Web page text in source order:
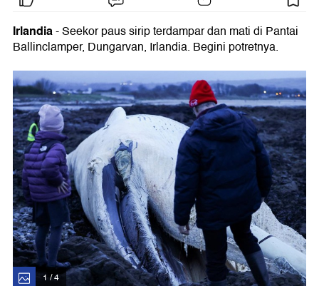
Irlandia- Seekor paus sirip terdampar dan mati di Pantai
Ballinclamper, Dungarvan, Irlandia. Begini potretnya.
1 / 4